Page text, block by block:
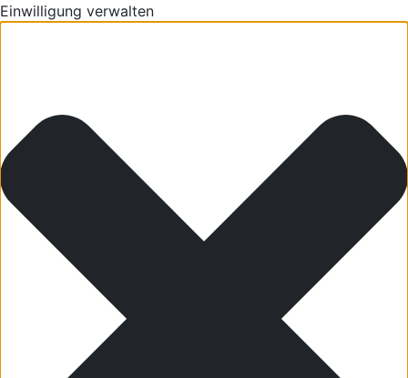
Einwilligung verwalten